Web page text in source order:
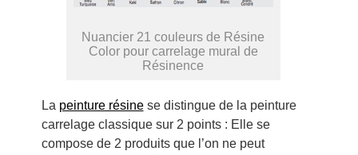
Nuancier 21 couleurs de Résine
Color pour carrelage mural de
Résinence
La peinture résinese distingue de la peinture
carrelage classique sur 2 points : Elle se
compose de 2 produits que l’on ne peut